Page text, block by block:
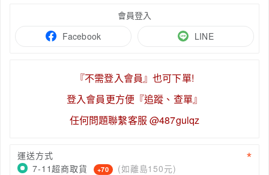
會員登入
Facebook
LINE
『不需登入會員』也可下單!
登入會員更方便『追蹤、查單』
任何問題聯繫客服 @487gulqz
運送方式
7-11超商取貨
+70
(如離島150元)